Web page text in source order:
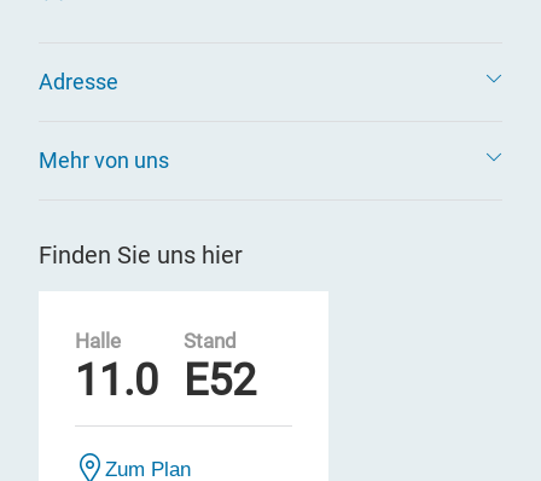
Adresse
Mehr von uns
Finden Sie uns hier
Halle
11.0
Stand
E52
Zum Plan